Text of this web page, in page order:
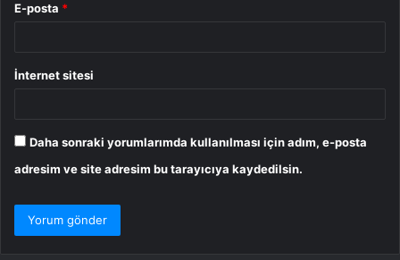
E-posta *
İnternet sitesi
Daha sonraki yorumlarımda kullanılması için adım, e-posta
adresim ve site adresim bu tarayıcıya kaydedilsin.